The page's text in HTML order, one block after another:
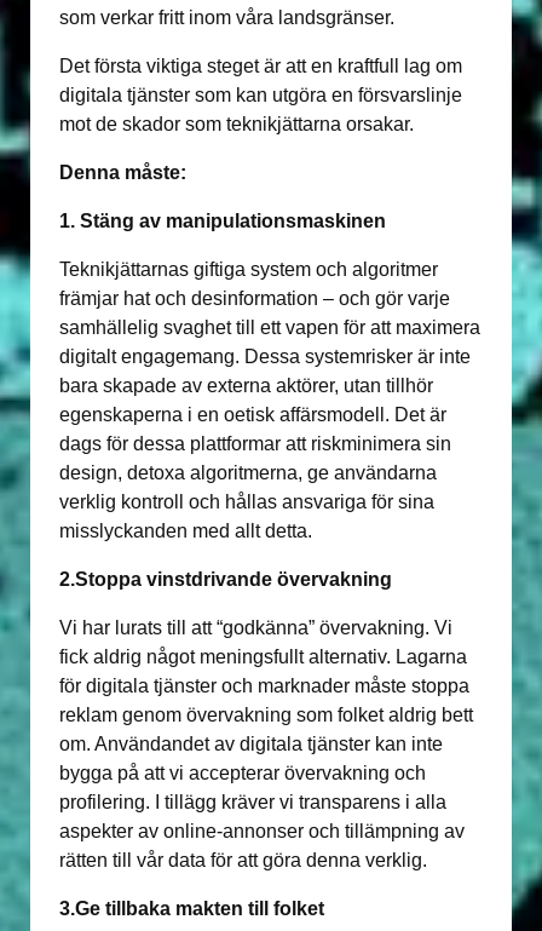
som verkar fritt inom våra landsgränser.
Det första viktiga steget är att en kraftfull lag om
digitala tjänster som kan utgöra en försvarslinje
mot de skador som teknikjättarna orsakar.
Denna måste:
1. Stäng av manipulationsmaskinen
Teknikjättarnas giftiga system och algoritmer
främjar hat och desinformation – och gör varje
samhällelig svaghet till ett vapen för att maximera
digitalt engagemang. Dessa systemrisker är inte
bara skapade av externa aktörer, utan tillhör
egenskaperna i en oetisk affärsmodell. Det är
dags för dessa plattformar att riskminimera sin
design, detoxa algoritmerna, ge användarna
verklig kontroll och hållas ansvariga för sina
misslyckanden med allt detta.
2.Stoppa vinstdrivande övervakning
Vi har lurats till att “godkänna” övervakning. Vi
fick aldrig något meningsfullt alternativ. Lagarna
för digitala tjänster och marknader måste stoppa
reklam genom övervakning som folket aldrig bett
om. Användandet av digitala tjänster kan inte
bygga på att vi accepterar övervakning och
profilering. I tillägg kräver vi transparens i alla
aspekter av online-annonser och tillämpning av
rätten till vår data för att göra denna verklig.
3.Ge tillbaka makten till folket